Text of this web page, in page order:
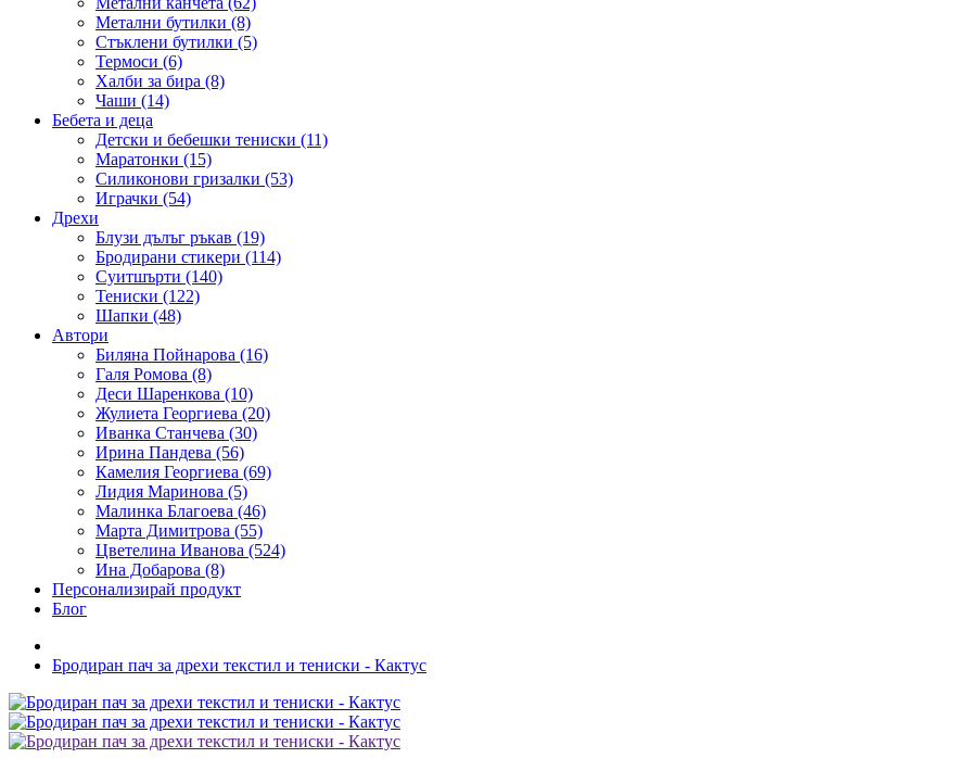
Метални бутилки (8)
Стъклени бутилки (5)
Термоси (6)
Халби за бира (8)
Чаши (14)
Бебета и деца
Детски и бебешки тениски (11)
Маратонки (15)
Силиконови гризалки (53)
Играчки (54)
Дрехи
Блузи дълъг ръкав (19)
Бродирани стикери (114)
Суитшърти (140)
Тениски (122)
Шапки (48)
Автори
Биляна Пойнарова (16)
Галя Ромова (8)
Деси Шаренкова (10)
Жулиета Георгиева (20)
Иванка Станчева (30)
Ирина Пандева (56)
Камелия Георгиева (69)
Лидия Маринова (5)
Малинка Благоева (46)
Марта Димитрова (55)
Цветелина Иванова (524)
Ина Добарова (8)
Персонализирай продукт
Блог
Бродиран пач за дрехи текстил и тениски - Кактус